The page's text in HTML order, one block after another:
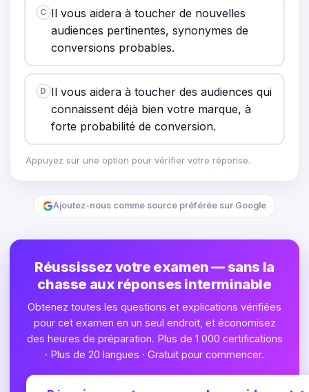
C Il vous aidera à toucher de nouvelles
audiences pertinentes, synonymes de
conversions probables.
D Il vous aidera à toucher des audiences qui
connaissent déjà bien votre marque, à
forte probabilité de conversion.
Appuyez sur une option pour vérifier votre réponse.
Ajoutez-nous comme source préférée sur Google
Réussissez votre examen — sans la
chasse aux réponses interminable
Obtenez toutes les questions et explications vérifiées
pour cet examen en un seul endroit, et économisez
des heures de préparation. Plus de 1 000 certifications
· Plus de 20 langues · Gratuit pour commencer.